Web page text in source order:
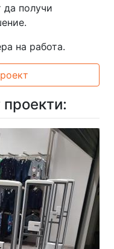
да получи
на работа.